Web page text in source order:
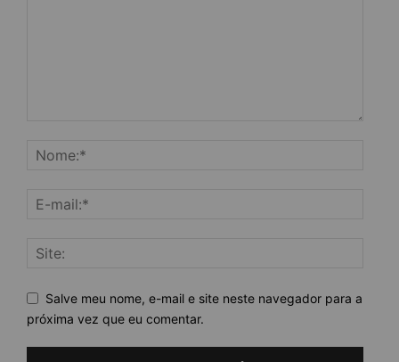
Salve meu nome, e-mail e site neste navegador para a
próxima vez que eu comentar.